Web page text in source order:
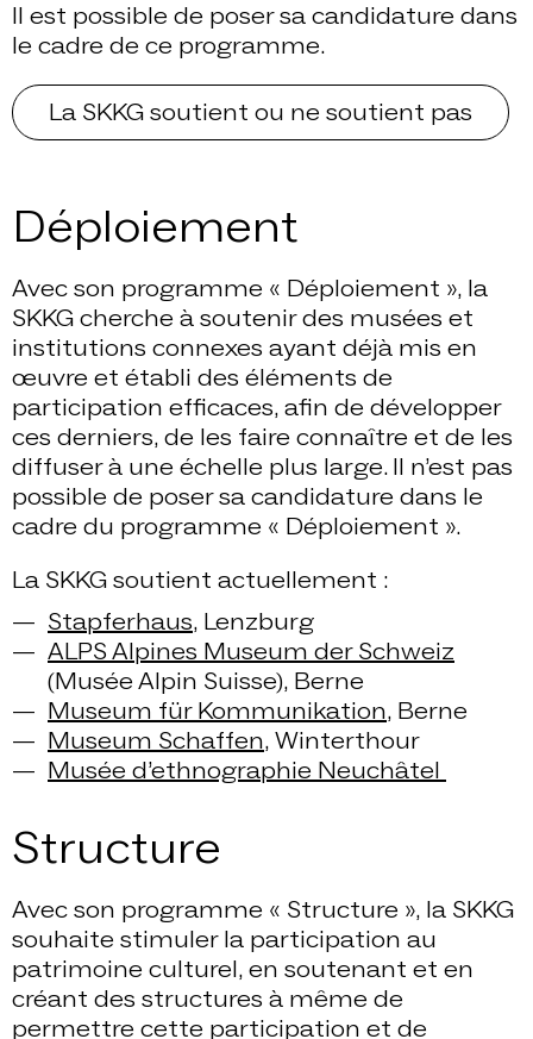
Il est possible de poser sa candidature dans
le cadre de ce programme.
La SKKG soutient ou ne soutient pas
Déploiement
Avec son programme « Déploiement », la
SKKG cherche à soutenir des musées et
institutions connexes ayant déjà mis en
œuvre et établi des éléments de
participation efficaces, afin de développer
ces derniers, de les faire connaître et de les
diffuser à une échelle plus large. Il n’est pas
possible de poser sa candidature dans le
cadre du programme « Déploiement ».
La SKKG soutient actuellement :
Stapferhaus, Lenzburg
ALPS Alpines Museum der Schweiz
(Musée Alpin Suisse), Berne
Museum für Kommunikation, Berne
Museum Schaffen, Winterthour
Musée d’ethnographie Neuchâtel
Structure
Avec son programme « Structure », la SKKG
souhaite stimuler la participation au
patrimoine culturel, en soutenant et en
créant des structures à même de
permettre cette participation et de